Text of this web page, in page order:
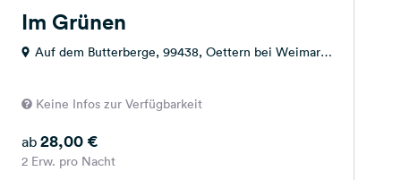
Im Grünen
Auf dem Butterberge, 99438, Oettern bei Weimar,
Keine Infos zur Verfügbarkeit
ab 28,00 €
2 Erw. pro Nacht